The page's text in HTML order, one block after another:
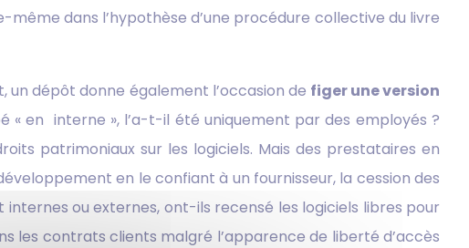
dans l’hypothèse d’une procédure collective du livre
un dépôt donne également l’occasion de figer une version
« en interne », l’a-t-il été uniquement par des employés ?
patrimoniaux sur les logiciels. Mais des prestataires en
en le confiant à un fournisseur, la cession des
ou externes, ont-ils recensé les logiciels libres pour
les contrats clients malgré l’apparence de liberté d’accès